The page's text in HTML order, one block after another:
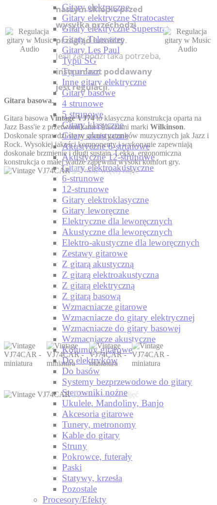
Gitary elektryczne
Gitary elektryczne Stratocaster
Gitary elektryczne Superstrat
Gitary Telecaster
Gitary Les Paul
Typu SG
Typu Jazz
Inne gitary elektryczne
Gitary basowe
4 strunowe
5 strunowe
Gitary klasyczne
Gitary akustyczne
Akustyczne 6-strunowe
Akustyczne 12-strunowe
Gitary elektroakustyczne
6-strunowe
12-strunowe
Gitary elektroklasyczne
Gitary leworęczne
Elektryczne dla leworęcznych
Akustyczne dla leworęcznych
Elektro-akustyczne dla leworęcznych
Zestawy gitarowe
Z gitarą akustyczną
Z gitarą elektroakustyczna
Z gitarą elektryczną
Z gitarą basową
Wzmacniacze gitarowe
Wzmacniacze do gitary elektrycznej
Wzmacniacze do gitary basowej
Wzmacniacze akustyczne
Kolumny gitarowe
Do elektryków
Do basów
Systemy bezprzewodowe do gitary
Sterowniki nożne
Ukulele, Mandoliny, Banjo
Akcesoria gitarowe
Tunery, metronomy
Kable do gitary
Struny
Pokrowce, futerały
Paski
Statywy, krzesła
Pozostale
Procesory/Efekty
naszym sklepie przed
wysyłką przechodzi
przegląd lutniczy.
Jeśli zachodzi taka potrzeba,
instrument poddawany
jest regulacji.
Gitara basowa.
Gitara basowa Vintage VJ74to klasyczna konstrukcja oparta na
Jazz Bass'ie z przetwornikami i kluczami marki Wilkinson.
Doskonale sprawdzi się w graniu gatunków muzycznych jak Jazz i
Rock. Wysokiej jakości komponenty i wykonanie zapewniają
doskonałe brzmienie i długi sustain. Lekka, ergonomiczna
konstrukcja o małej wadze zapewnia wysoki komfort gry.